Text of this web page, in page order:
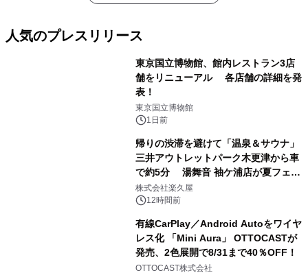
人気のプレスリリース
東京国立博物館、館内レストラン3店
舗をリニューアル 各店舗の詳細を発
表！
東京国立博物館
1日前
帰りの渋滞を避けて「温泉＆サウナ」
三井アウトレットパーク木更津から車
で約5分 湯舞音 袖ケ浦店が夏フェア
メニューを提供
株式会社楽久屋
12時間前
有線CarPlay／Android Autoをワイヤ
レス化 「Mini Aura」 OTTOCASTが
発売、2色展開で8/31まで40％OFF！
OTTOCAST株式会社